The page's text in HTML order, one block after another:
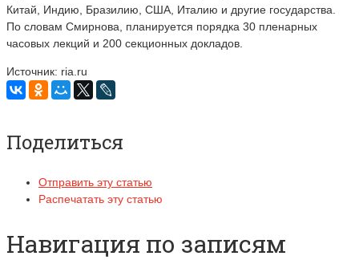
Китай, Индию, Бразилию, США, Италию и другие государства.
По словам Смирнова, планируется порядка 30 пленарных
часовых лекций и 200 секционных докладов.
Источник: ria.ru
Поделиться
Отправить эту статью
Распечатать эту статью
Навигация по записям